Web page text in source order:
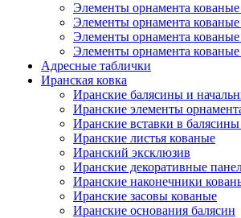
Элементы орнамента кованые
Элементы орнамента кованые
Элементы орнамента кованые
Элементы орнамента кованые
Адресные таблички
Иранская ковка
Иранские балясины и
Иранские элементы
Иранские вставки в
Иранские листья кованые
Иранский эксклюзив
Иранские декоративные
Иранские наконечники
Иранские засовы кованые
Иранские основания балясин